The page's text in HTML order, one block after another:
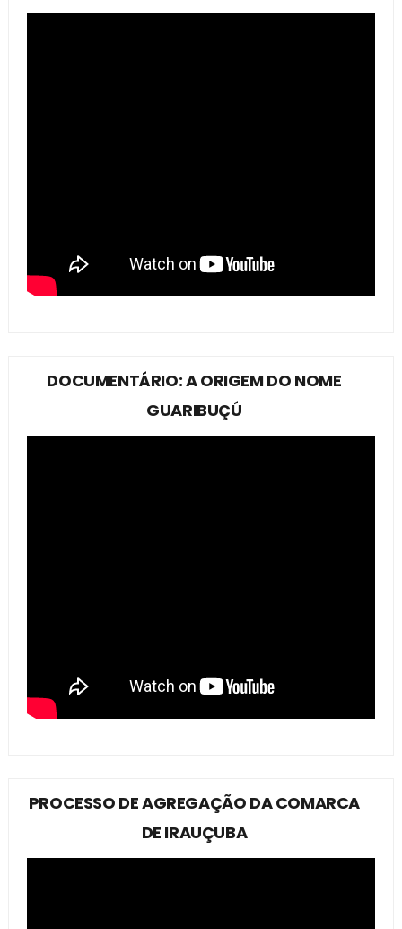
DOCUMENTÁRIO: A ORIGEM DO NOME
GUARIBUÇÚ
PROCESSO DE AGREGAÇÃO DA COMARCA
DE IRAUÇUBA